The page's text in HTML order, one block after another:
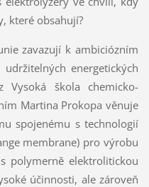
které obsahují?
zavazují k ambiciózním
energetických
zVysoká škola chemicko-
Martina Prokopavěnuje
spojenému s technologií
membrane) pro výrobu
polymerně elektrolitickou
účinnosti, ale zároveň